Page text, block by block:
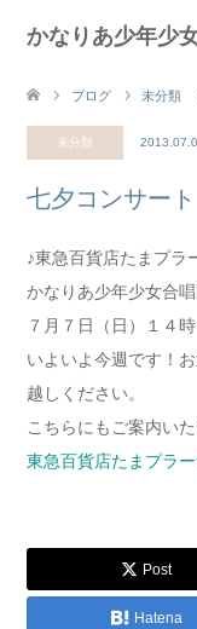
かなりあ少年少
ブログ 未分類
未分類
七夕コンサート
♪東急百貨店たまプラ
かなりあ少年少女合
７月７日（日）１４
いよいよ今週です！
越しください。
こちらにもご案内いた
東急百貨店たまプラ
Post
Hatena